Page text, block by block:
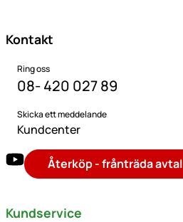
Kontakt
Ring oss
08- 420 027 89
Skicka ett meddelande
Kundcenter
Återköp - frånträda avtal
Kundservice